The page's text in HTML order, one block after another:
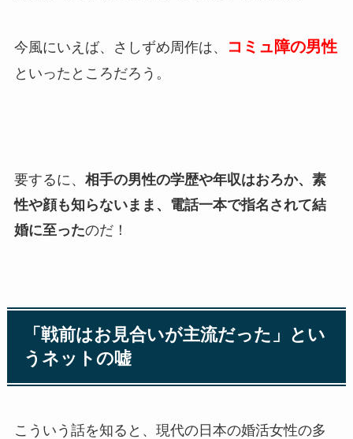
今風にいえば、さしずめ周作は、 コミュ障の男性
といったところだろう。
要するに、 相手の男性の学歴や年収はおろか、素
性や顔も知らないまま、電話一本で指名されて結
婚に至ったのだ！
「戦前はお見合いが主流だった」とい
うネットの嘘
こういう話を知ると、現代の日本の婚活女性の多